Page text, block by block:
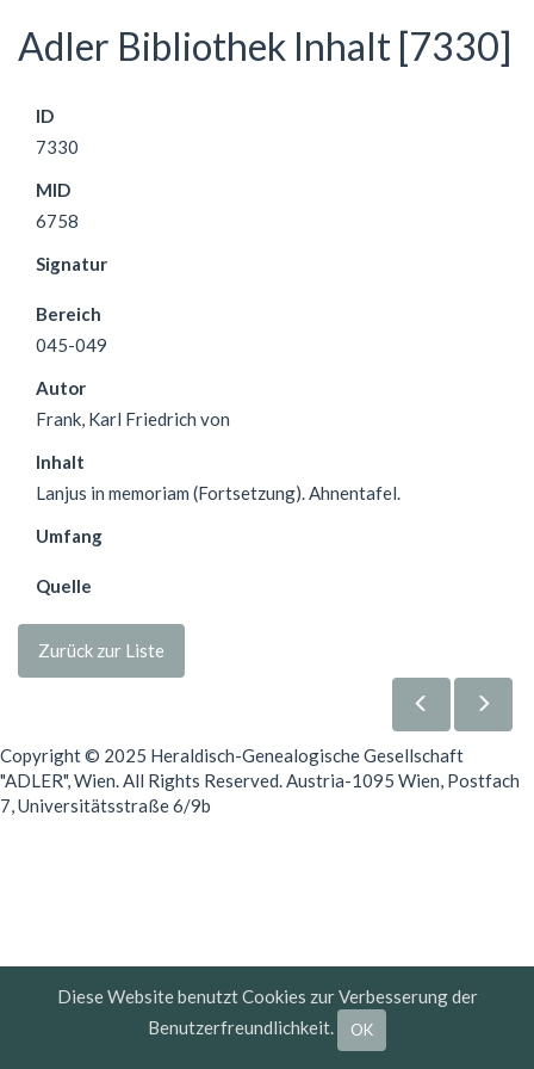
Adler Bibliothek Inhalt [7330]
ID
7330
MID
6758
Signatur
Bereich
045-049
Autor
Frank, Karl Friedrich von
Inhalt
Lanjus in memoriam (Fortsetzung). Ahnentafel.
Umfang
Quelle
Zurück zur Liste
Copyright © 2025 Heraldisch-Genealogische Gesellschaft
"ADLER", Wien. All Rights Reserved. Austria-1095 Wien, Postfach
7, Universitätsstraße 6/9b
Diese Website benutzt Cookies zur Verbesserung der
Benutzerfreundlichkeit.
OK